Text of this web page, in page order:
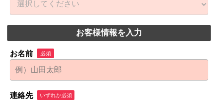
お客様情報を入力
お名前 必須
連絡先 いずれか必須